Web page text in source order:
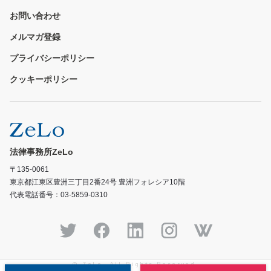
お問い合わせ
メルマガ登録
プライバシーポリシー
クッキーポリシー
法律事務所ZeLo
〒135-0061
東京都江東区豊洲三丁目2番24号 豊洲フォレシア10階
代表電話番号：03-5859-0310
© ZeLo, All Rights Reserved.